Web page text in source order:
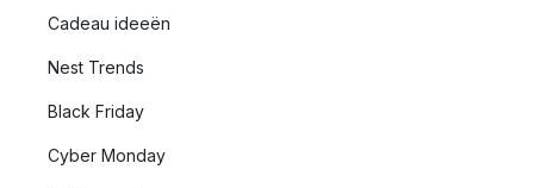
Cadeau ideeën
Nest Trends
Black Friday
Cyber Monday